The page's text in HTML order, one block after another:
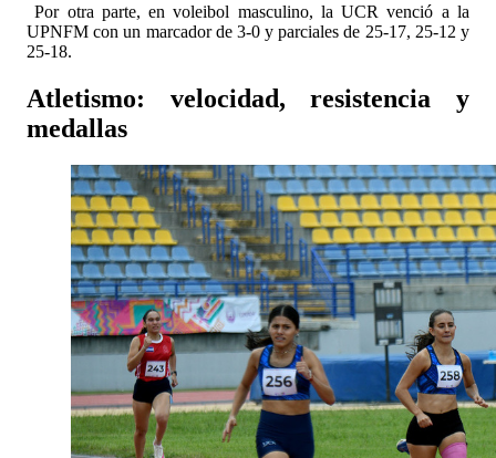
Por otra parte, en voleibol masculino, la UCR venció a la
UPNFM con un marcador de 3-0 y parciales de 25-17, 25-12 y
25-18.
Atletismo: velocidad, resistencia y
medallas